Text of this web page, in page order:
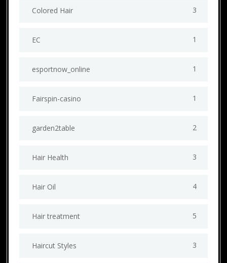
Colored Hair 3
EC 1
esportnow_online 1
Fairspin-casino 1
garden2table 2
Hair Health 3
Hair Oil 4
Hair treatment 5
Haircut Styles 3